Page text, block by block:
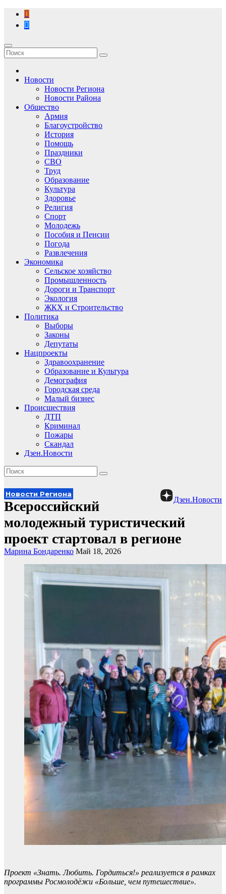
Перейти
содержимому
Новости
Новости Региона
Новости Района
Общество
Армия
Благоустройство
История
Помощь
Праздники
СВО
Труд
Образование
Культура
Здоровье
Религия
Спорт
Молодежь
Пособия и Пенсии
Погода
Развлечения
Экономика
Сельское хозяйство
Промышленность
Дороги и Транспорт
Экология
ЖКХ и Строительство
Политика
Выборы
Законы
Депутаты
Нацпроекты
Здравоохранение
Образование и Культура
Демография
Городская среда
Малый бизнес
Происшествия
ДТП
Криминал
Пожары
Скандал
Дзен.Новости
Дзен.Новости
Новости Региона
Всероссийский
молодежный туристический
проект стартовал в регионе
Марина Бондаренко Май 18, 2026
Проект «Знать. Любить. Гордиться!» реализуется в рамках
программы Росмолодёжи «Больше, чем путешествие».